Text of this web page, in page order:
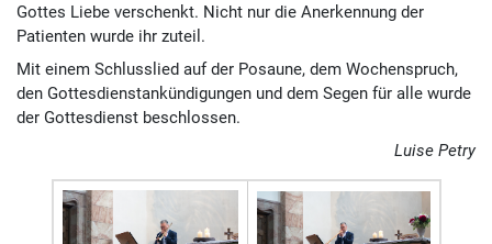
Gottes Liebe verschenkt. Nicht nur die Anerkennung der
Patienten wurde ihr zuteil.
Mit einem Schlusslied auf der Posaune, dem Wochenspruch,
den Gottesdienstankündigungen und dem Segen für alle wurde
der Gottesdienst beschlossen.
Luise Petry